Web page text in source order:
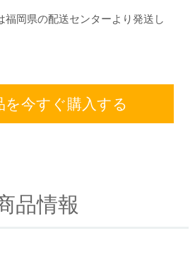
福岡県の配送センターより発送し
を今すぐ購入する
品情報